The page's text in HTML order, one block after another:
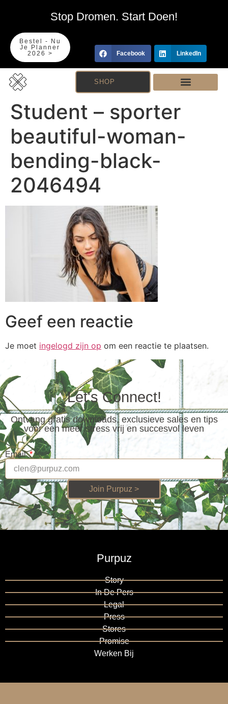
Stop Dromen. Start Doen!
Bestel - Nu
Je Planner
2026 >
Facebook LinkedIn
SHOP
Student – sporter
beautiful-woman-
bending-black-
2046494
Geef een reactie
Je moet ingelogd zijn op om een reactie te plaatsen.
Let's Connect!
Ontvang gratis downloads, exclusieve sales en tips
voor een meer stress vrij en succesvol leven
Email
Join Purpuz >
Purpuz
Story
In De Pers
Legal
Press
Stores
Promise
Werken Bij